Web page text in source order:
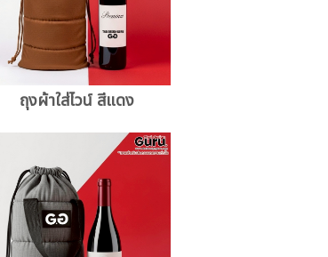
ถุงผ้าใส่ไวน์ สีแดง